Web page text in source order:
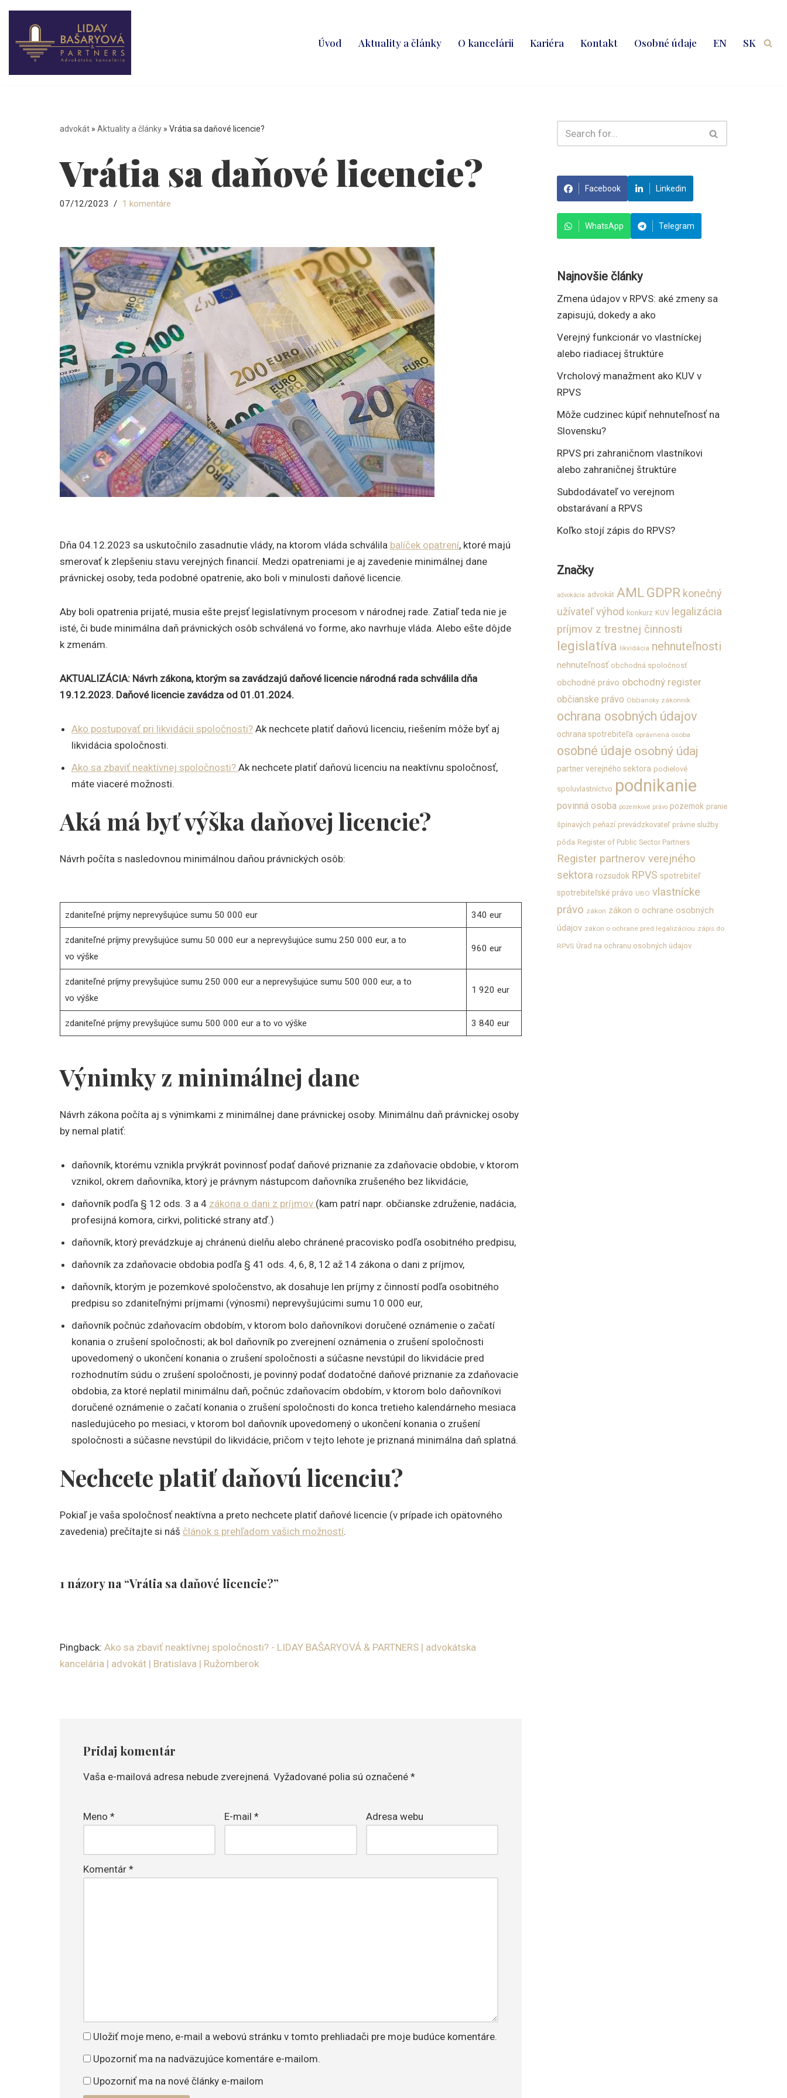
Preskočiť
Úvod Aktuality a články O kancelárii Kariéra Kontakt Osobné údaje EN SK
advokát » Aktuality a články » Vrátia sa daňové licencie?
Vrátia sa daňové licencie?
07/12/2023 1 komentáre
Dňa 04.12.2023 sa uskutočnilo zasadnutie vlády, na ktorom vláda schválila balíček opatrení, ktoré majú
smerovať k zlepšeniu stavu verejných financií. Medzi opatreniami je aj zavedenie minimálnej dane
právnickej osoby, teda podobné opatrenie, ako boli v minulosti daňové licencie.
Aby boli opatrenia prijaté, musia ešte prejsť legislatívnym procesom v národnej rade. Zatiaľ teda nie je
isté, či bude minimálna daň právnických osôb schválená vo forme, ako navrhuje vláda. Alebo ešte dôjde
k zmenám.
AKTUALIZÁCIA: Návrh zákona, ktorým sa zavádzajú daňové licencie národná rada schválila dňa
19.12.2023. Daňové licencie zavádza od 01.01.2024.
Ako postupovať pri likvidácii spoločnosti? Ak nechcete platiť daňovú licenciu, riešením môže byť aj
likvidácia spoločnosti.
Ako sa zbaviť neaktívnej spoločnosti? Ak nechcete platiť daňovú licenciu na neaktívnu spoločnosť,
máte viaceré možnosti.
Aká má byť výška daňovej licencie?
Návrh počíta s nasledovnou minimálnou daňou právnických osôb:
zdaniteľné príjmy neprevyšujúce sumu 50 000 eur 340 eur
zdaniteľné príjmy prevyšujúce sumu 50 000 eur a neprevyšujúce sumu 250 000 eur, a to
vo výške
960 eur
zdaniteľné príjmy prevyšujúce sumu 250 000 eur a neprevyšujúce sumu 500 000 eur, a to
vo výške
1 920 eur
zdaniteľné príjmy prevyšujúce sumu 500 000 eur a to vo výške 3 840 eur
Výnimky z minimálnej dane
Návrh zákona počíta aj s výnimkami z minimálnej dane právnickej osoby. Minimálnu daň právnickej osoby
by nemal platiť:
daňovník, ktorému vznikla prvýkrát povinnosť podať daňové priznanie za zdaňovacie obdobie, v ktorom
vznikol, okrem daňovníka, ktorý je právnym nástupcom daňovníka zrušeného bez likvidácie,
daňovník podľa § 12 ods. 3 a 4 zákona o dani z príjmov (kam patrí napr. občianske združenie, nadácia,
profesijná komora, cirkvi, politické strany atď.)
daňovník, ktorý prevádzkuje aj chránenú dielňu alebo chránené pracovisko podľa osobitného predpisu,
daňovník za zdaňovacie obdobia podľa § 41 ods. 4, 6, 8, 12 až 14 zákona o dani z príjmov,
daňovník, ktorým je pozemkové spoločenstvo, ak dosahuje len príjmy z činností podľa osobitného
predpisu so zdaniteľnými príjmami (výnosmi) neprevyšujúcimi sumu 10 000 eur,
daňovník počnúc zdaňovacím obdobím, v ktorom bolo daňovníkovi doručené oznámenie o začatí
konania o zrušení spoločnosti; ak bol daňovník po zverejnení oznámenia o zrušení spoločnosti
upovedomený o ukončení konania o zrušení spoločnosti a súčasne nevstúpil do likvidácie pred
rozhodnutím súdu o zrušení spoločnosti, je povinný podať dodatočné daňové priznanie za zdaňovacie
obdobia, za ktoré neplatil minimálnu daň, počnúc zdaňovacím obdobím, v ktorom bolo daňovníkovi
doručené oznámenie o začatí konania o zrušení spoločnosti do konca tretieho kalendárneho mesiaca
nasledujúceho po mesiaci, v ktorom bol daňovník upovedomený o ukončení konania o zrušení
spoločnosti a súčasne nevstúpil do likvidácie, pričom v tejto lehote je priznaná minimálna daň splatná.
Nechcete platiť daňovú licenciu?
Pokiaľ je vaša spoločnosť neaktívna a preto nechcete platiť daňové licencie (v prípade ich opätovného
zavedenia) prečítajte si náš článok s prehľadom vašich možností.
1 názory na “Vrátia sa daňové licencie?”
Pingback: Ako sa zbaviť neaktívnej spoločnosti? - LIDAY BAŠARYOVÁ & PARTNERS | advokátska
kancelária | advokát | Bratislava | Ružomberok
Pridaj komentár
Vaša e-mailová adresa nebude zverejnená. Vyžadované polia sú označené *
Meno * E-mail* Adresa webu
Komentár *
Uložiť moje meno, e-mail a webovú stránku v tomto prehliadači pre moje budúce komentáre.
Upozorniť ma na nadväzujúce komentáre e-mailom.
Upozorniť ma na nové články e-mailom
Facebook Linkedin
WhatsApp Telegram
Najnovšie články
Zmena údajov v RPVS: aké zmeny sa
zapisujú, dokedy a ako
Verejný funkcionár vo vlastníckej
alebo riadiacej štruktúre
Vrcholový manažment ako KUV v
RPVS
Môže cudzinec kúpiť nehnuteľnosť na
Slovensku?
RPVS pri zahraničnom vlastníkovi
alebo zahraničnej štruktúre
Subdodávateľ vo verejnom
obstarávaní a RPVS
Koľko stojí zápis do RPVS?
Značky
advokácia advokát AML GDPR konečný
užívateľ výhod konkurz KUV legalizácia
príjmov z trestnej činnosti
legislatíva likvidácia nehnuteľnosti
nehnuteľnosť obchodná spoločnosť
obchodné právo obchodný register
občianske právo Občiansky zákonník
ochrana osobných údajov
ochrana spotrebiteľa oprávnená osoba
osobné údaje osobný údaj
partner verejného sektora podielové
spoluvlastníctvo podnikanie
povinná osoba pozemkové právo pozemok pranie
špinavých peňazí prevádzkovateľ právne služby
pôda Register of Public Sector Partners
Register partnerov verejného
sektora rozsudok RPVS spotrebiteľ
spotrebiteľské právo UBO vlastnícke
právo zákon zákon o ochrane osobných
údajov zákon o ochrane pred legalizáciou zápis do
RPVS Úrad na ochranu osobných údajov